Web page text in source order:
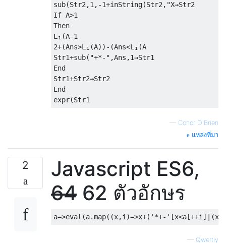
sub(Str2,1,-1+inString(Str2,"X→Str2
If A>1
Then
L₁(A-1
2+(Ans>L₁(A))-(Ans<L₁(A
Str1+sub("+*-",Ans,1→Str1
End
Str1+Str2→Str2
End
— Conor O'Brien
แหล่งที่มา
2
Javascript ES6,
64 62 ตัวอักษร
— Qwertiy